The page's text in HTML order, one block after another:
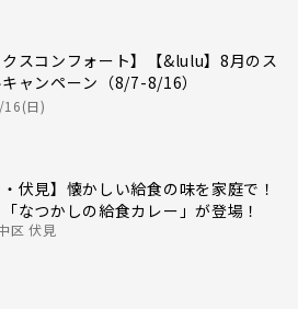
クスコンフォート】【&lulu】8月のス
ャンペーン（8/7-8/16）
日)
・伏見】懐かしい給食の味を家庭で！
なつかしの給食カレー」が登場！
区 伏見